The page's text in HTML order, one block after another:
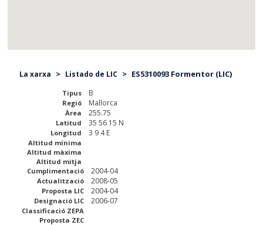
La xarxa > Listado de LIC > ES5310093 Formentor (LIC)
Tipus B
Regió Mallorca
Àrea 255.75
Latitud 35 56 15 N
Longitud 3 9 4 E
Altitud mínima
Altitud màxima
Altitud mitja
Cumplimentació
2004-04
Actualització 2008-05
Proposta LIC 2004-04
Designació LIC 2006-07
Classificació ZEPA
Proposta ZEC